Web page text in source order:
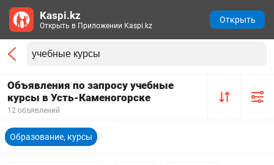
Объявления по запросу учебные
курсы в Усть-Каменогорске
12 объявлений
Образование, курсы
Kaspi.kz
Открыть в Приложении Kaspi.kz
Открыть